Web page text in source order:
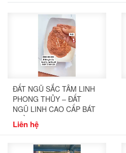
ĐẤT NGŨ SẮC TÂM LINH
PHONG THỦY – ĐẤT
NGŨ LINH CAO CẤP BÁT
TRÀNG
Liên hệ